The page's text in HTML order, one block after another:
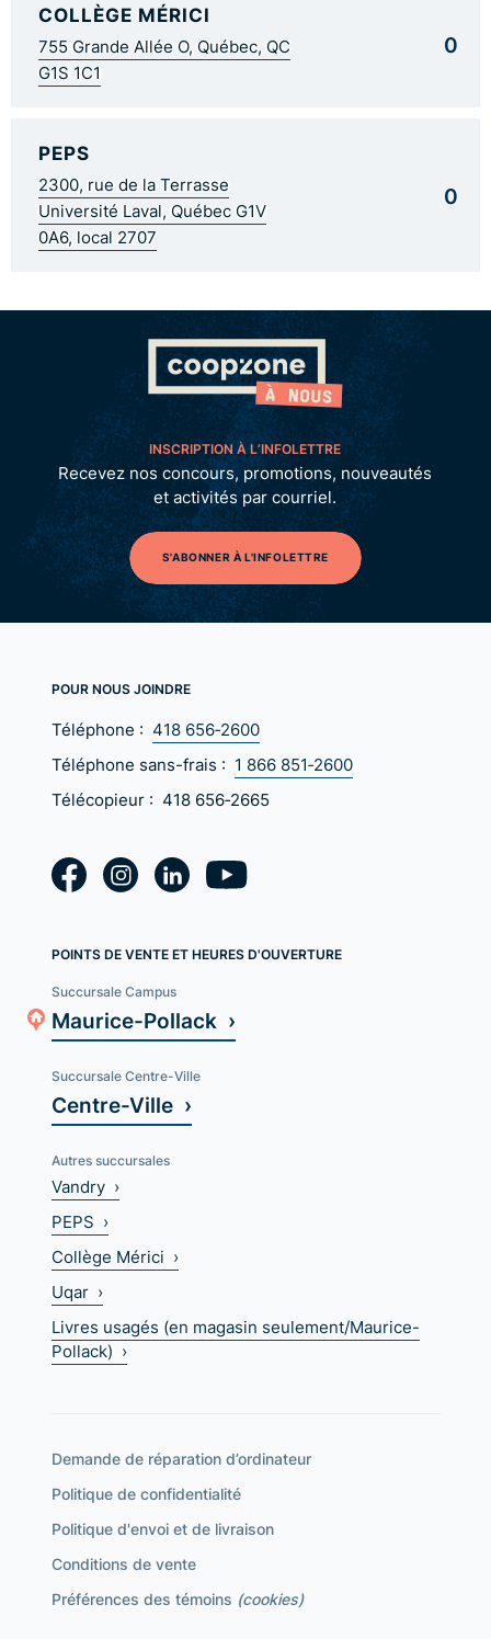
COLLÈGE MÉRICI
755 Grande Allée O, Québec, QC
G1S 1C1
0
PEPS
2300, rue de la Terrasse
Université Laval, Québec G1V
0A6, local 2707
0
INSCRIPTION À L’INFOLETTRE
Recevez nos concours, promotions, nouveautés
et activités par courriel.
S'ABONNER À L'INFOLETTRE
POUR NOUS JOINDRE
Téléphone : 418 656‑2600
Téléphone sans-frais : 1 866 851‑2600
Télécopieur : 418 656‑2665
POINTS DE VENTE ET HEURES D'OUVERTURE
Succursale Campus
Maurice-Pollack ›
Succursale Centre-Ville
Centre-Ville ›
Autres succursales
Vandry ›
PEPS ›
Collège Mérici ›
Uqar ›
Livres usagés (en magasin seulement/Maurice-
Pollack) ›
Demande de réparation d’ordinateur
Politique de confidentialité
Politique d'envoi et de livraison
Conditions de vente
Préférences des témoins (cookies)